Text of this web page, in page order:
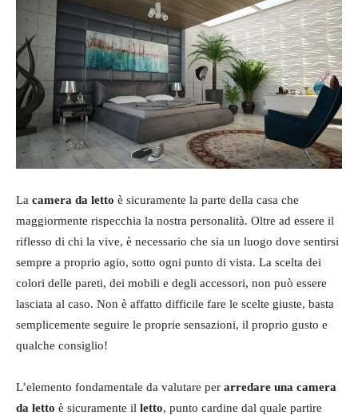
La camera da letto è sicuramente la parte della casa che
maggiormente rispecchia la nostra personalità. Oltre ad essere il
riflesso di chi la vive, è necessario che sia un luogo dove sentirsi
sempre a proprio agio, sotto ogni punto di vista. La scelta dei
colori delle pareti, dei mobili e degli accessori, non può essere
lasciata al caso. Non è affatto difficile fare le scelte giuste, basta
semplicemente seguire le proprie sensazioni, il proprio gusto e
qualche consiglio!
L’elemento fondamentale da valutare per arredare una camera
da letto è sicuramente il letto, punto cardine dal quale partire